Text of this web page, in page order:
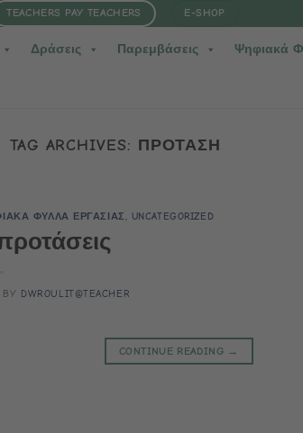
TEACHERS PAY TEACHERS E-SHOP
Δράσεις Παρεμβάσεις Ψηφιακά
TAG ARCHIVES: ΠΡΟΤΑΣΗ
ΦΥΛΛΑ ΕΡΓΑΣΙΑΣ, UNCATEGORIZED
BY DWROULIT@TEACHER
CONTINUE READING →